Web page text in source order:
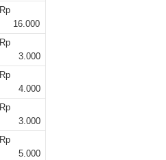
Rp
16.000
Rp
3.000
Rp
4.000
Rp
3.000
Rp
5.000